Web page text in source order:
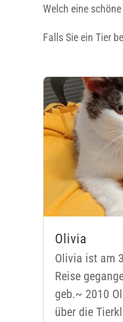
Welch eine schöne
Falls Sie ein Tier
Olivia
Olivia ist am
Reise
geb.~ 2010
über die